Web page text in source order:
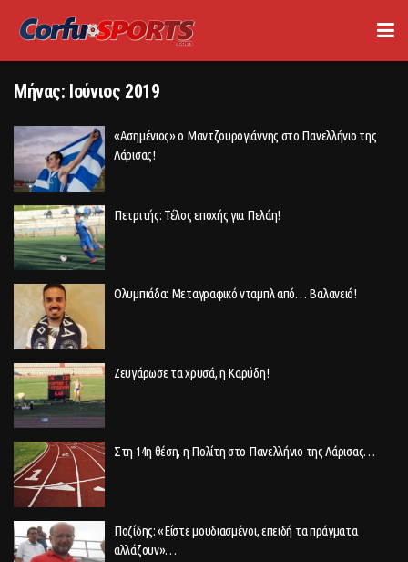
Μήνας: Ιούνιος 2019
«Ασημένιος» ο Μαντζουρογιάννης στο Πανελλήνιο της
Λάρισας!
Πετριτής: Τέλος εποχής για Πελάη!
Ολυμπιάδα: Μεταγραφικό νταμπλ από… Βαλανειό!
Ζευγάρωσε τα χρυσά, η Καρύδη!
Στη 14η θέση, η Πολίτη στο Πανελλήνιο της Λάρισας…
Ποζίδης: «Είστε μουδιασμένοι, επειδή τα πράγματα
αλλάζουν»…